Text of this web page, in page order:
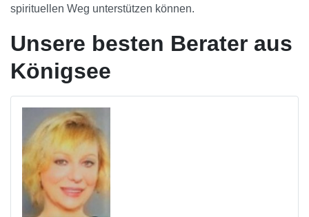
spirituellen Weg unterstützen können.
Unsere besten Berater aus
Königsee